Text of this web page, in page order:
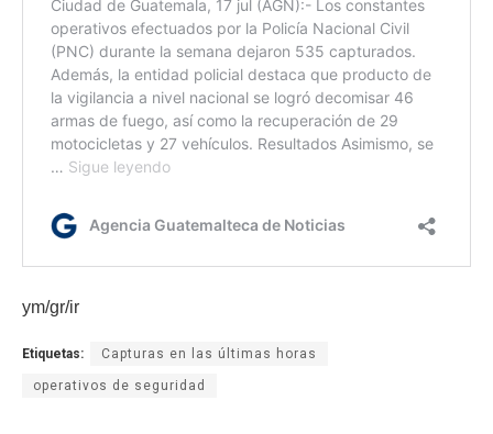
ym/gr/ir
Etiquetas: Capturas en las últimas horas
operativos de seguridad